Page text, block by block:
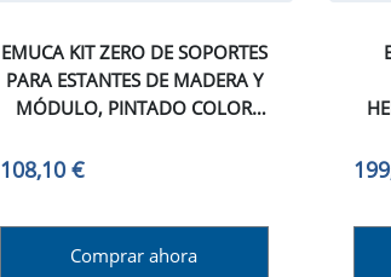
EMUCA KIT ZERO DE SOPORTES
PARA ESTANTES DE MADERA Y
MÓDULO, PINTADO COLOR
108,10 €
Comprar ahora